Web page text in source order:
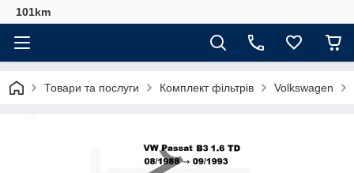
101km
Товари та послуги Комплект фільтрів Volkswagen